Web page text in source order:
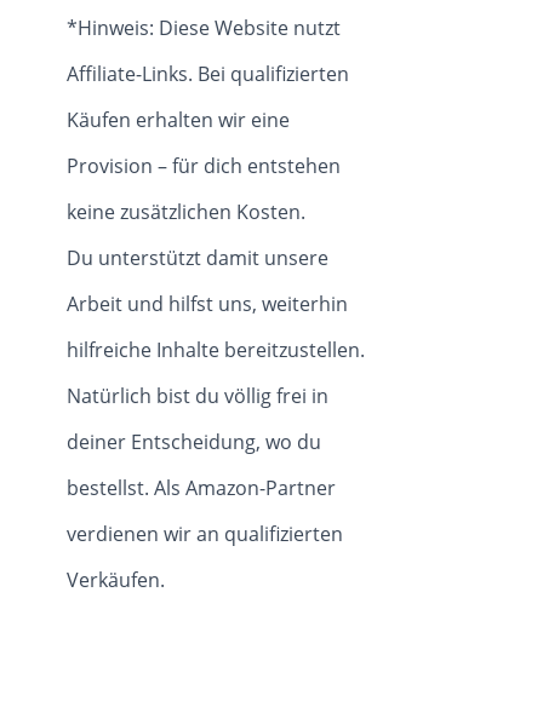
*Hinweis: Diese Website nutzt
Affiliate-Links. Bei qualifizierten
Käufen erhalten wir eine
Provision – für dich entstehen
keine zusätzlichen Kosten.
Du unterstützt damit unsere
Arbeit und hilfst uns, weiterhin
hilfreiche Inhalte bereitzustellen.
Natürlich bist du völlig frei in
deiner Entscheidung, wo du
bestellst. Als Amazon-Partner
verdienen wir an qualifizierten
Verkäufen.